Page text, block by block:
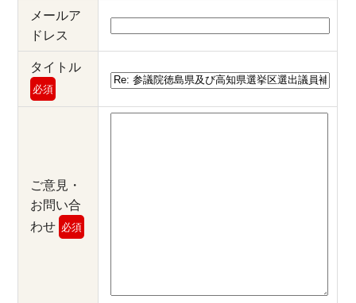
メールア
ドレス
タイトル
必須
ご意見・
お問い合
わせ 必須